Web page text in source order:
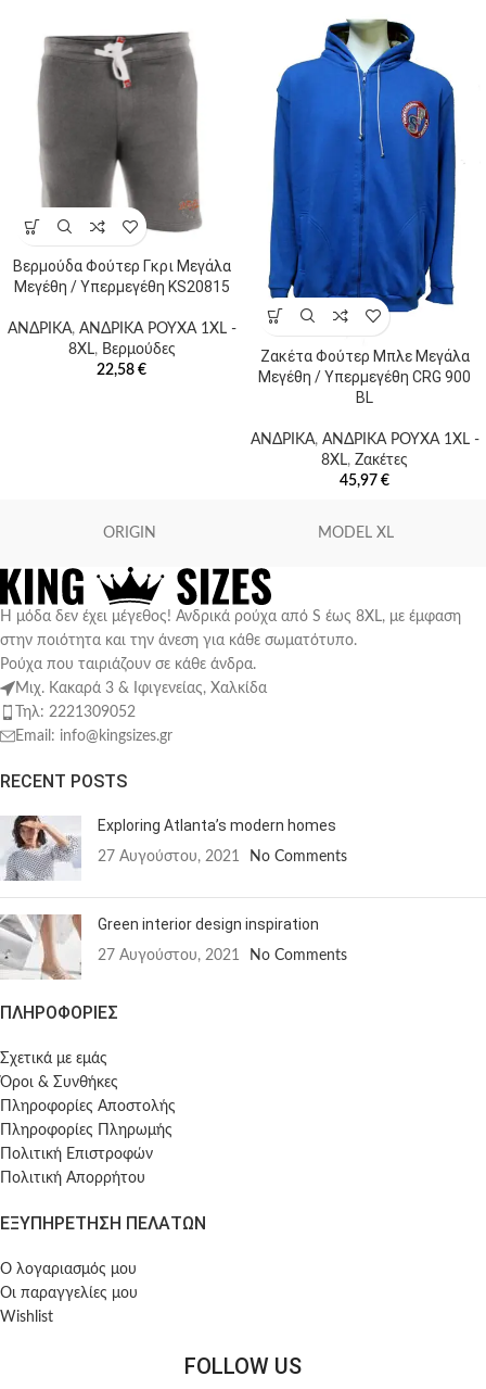
Βερμούδα Φούτερ Γκρι Μεγάλα
Μεγέθη / Υπερμεγέθη KS20815
ΑΝΔΡΙΚΑ, ΑΝΔΡΙΚΑ ΡΟΥΧΑ 1XL -
8XL, Βερμούδες
22,58 €
Ζακέτα Φούτερ Μπλε Μεγάλα
Μεγέθη / Υπερμεγέθη CRG 900
BL
ΑΝΔΡΙΚΑ, ΑΝΔΡΙΚΑ ΡΟΥΧΑ 1XL -
8XL, Ζακέτες
45,97 €
ORIGIN MODEL XL
Η μόδα δεν έχει μέγεθος! Ανδρικά ρούχα από S έως 8XL, με έμφαση
στην ποιότητα και την άνεση για κάθε σωματότυπο.
Ρούχα που ταιριάζουν σε κάθε άνδρα.
Μιχ. Κακαρά 3 & Ιφιγενείας, Χαλκίδα
Τηλ: 2221309052
Email: info@kingsizes.gr
RECENT POSTS
Exploring Atlanta’s modern homes
27 Αυγούστου, 2021 No Comments
Green interior design inspiration
27 Αυγούστου, 2021 No Comments
ΠΛΗΡΟΦΟΡΙΕΣ
Σχετικά με εμάς
Όροι & Συνθήκες
Πληροφορίες Αποστολής
Πληροφορίες Πληρωμής
Πολιτική Επιστροφών
Πολιτική Απορρήτου
ΕΞΥΠΗΡΕΤΗΣΗ ΠΕΛΑΤΩΝ
Ο λογαριασμός μου
Οι παραγγελίες μου
Wishlist
FOLLOW US